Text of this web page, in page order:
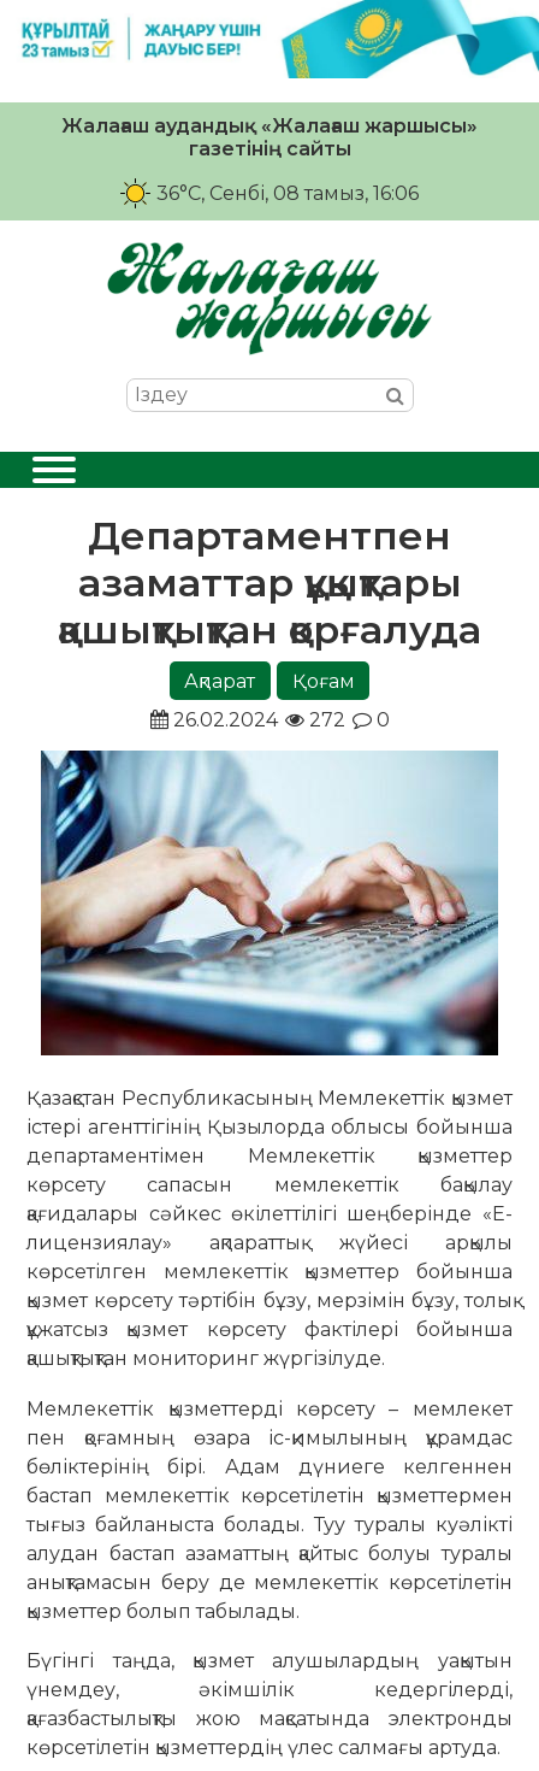
Жалағаш аудандық «Жалағаш жаршысы»
газетінің сайты
36°C, Сенбі, 08 тамыз, 16:06
Департаментпен
азаматтар құқықтары
қашықтықтан қорғалуда
Ақпарат
Қоғам
26.02.2024
272 0
Қазақстан Республикасының Мемлекеттік қызмет
істері агенттігінің Қызылорда облысы бойынша
департаментімен Мемлекеттік қызметтер
көрсету сапасын мемлекеттік бақылау
қағидалары сәйкес өкілеттілігі шеңберінде «Е-
лицензиялау» ақпараттық жүйесі арқылы
көрсетілген мемлекеттік қызметтер бойынша
қызмет көрсету тәртібін бұзу, мерзімін бұзу, толық
құжатсыз қызмет көрсету фактілері бойынша
қашықтықтан мониторинг жүргізілуде.
Мемлекеттік қызметтерді көрсету – мемлекет
пен қоғамның өзара іс-қимылының құрамдас
бөліктерінің бірі. Адам дүниеге келгеннен
бастап мемлекеттік көрсетілетін қызметтермен
тығыз байланыста болады. Туу туралы куәлікті
алудан бастап азаматтың қайтыс болуы туралы
анықтамасын беру де мемлекеттік көрсетілетін
қызметтер болып табылады.
Бүгінгі таңда, қызмет алушылардың уақытын
үнемдеу, әкімшілік кедергілерді,
қағазбастылықты жою мақсатында электронды
көрсетілетін қызметтердің үлес салмағы артуда.